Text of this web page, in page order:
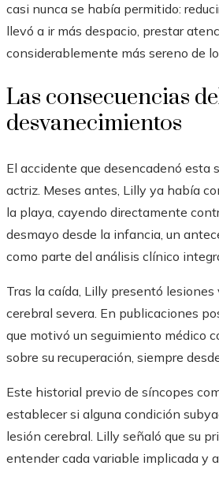
casi nunca se había permitido:
llevó a ir más despacio, prestar
considerablemente más sereno de
Las consecuencias
desvanecimientos
El accidente que desencadenó esta
actriz. Meses antes, Lilly ya había
la playa, cayendo directamente
desmayo desde la infancia, un
como parte del análisis clínico
Tras la caída, Lilly presentó
cerebral severa. En publicaciones
que motivó un seguimiento médico
sobre su recuperación, siempre
Este historial previo de síncopes
establecer si alguna condición
lesión cerebral. Lilly señaló que su
entender cada variable implicada y